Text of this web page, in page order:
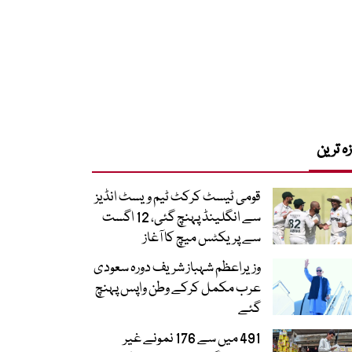
ترین
قومی ٹیسٹ کرکٹ ٹیم ویسٹ انڈیز
سے انگلینڈ پہنچ گئی، 12 اگست
سے پریکٹس میچ کا آغاز
وزیراعظم شہباز شریف دورہ سعودی
عرب مکمل کرکے وطن واپس پہنچ
گئے
491 میں سے 176 نمونے غیر